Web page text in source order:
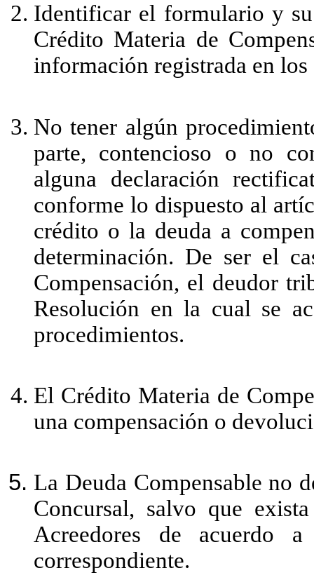
Identificar el formulario y
Crédito Materia de
información registrada en los
No tener algún
parte, contencioso o no
alguna declaración
conforme lo dispuesto al
crédito o la deuda a
determinación. De ser el
Compensación, el deudor
Resolución en la cual se
procedimientos.
El Crédito Materia de
una compensación o
La Deuda Compensable no
Concursal, salvo que
Acreedores de acuerdo
correspondiente.